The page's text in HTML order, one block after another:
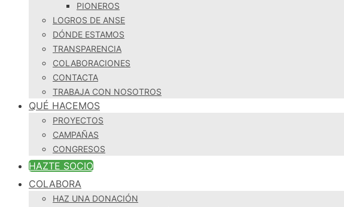
PIONEROS
LOGROS DE ANSE
DÓNDE ESTAMOS
TRANSPARENCIA
COLABORACIONES
CONTACTA
TRABAJA CON NOSOTROS
QUÉ HACEMOS
PROYECTOS
CAMPAÑAS
CONGRESOS
HAZTE SOCIO
COLABORA
HAZ UNA DONACIÓN